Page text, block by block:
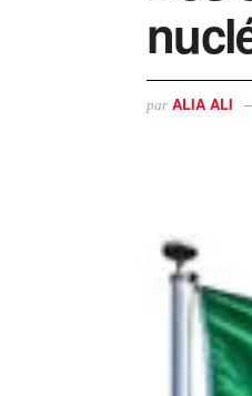
par ALIA ALI